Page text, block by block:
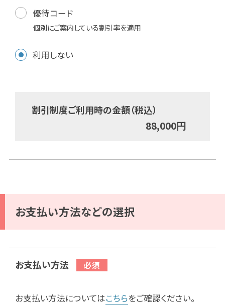
優待コード
個別にご案内している割引率を適用
利用しない
割引制度ご利用時の金額（税込）
88,000円
お支払い方法などの選択
お支払い方法
お支払い方法についてはこちらをご確認ください。